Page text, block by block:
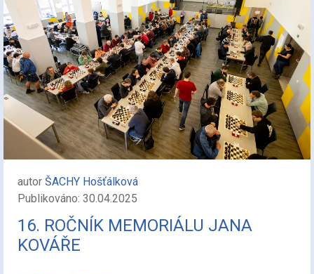
autor ŠACHY Hošťálková
Publikováno: 30.04.2025
16. ROČNÍK MEMORIÁLU JANA
KOVÁŘE